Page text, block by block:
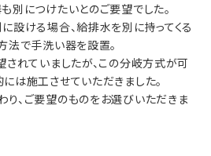
別につけたいとのご要望でした。
設ける場合、給排水を別に持ってくる
法で手洗い器を設置。
されていましたが、この分岐方式が可
は施工させていただきました。
、ご要望のものをお選びいただきま